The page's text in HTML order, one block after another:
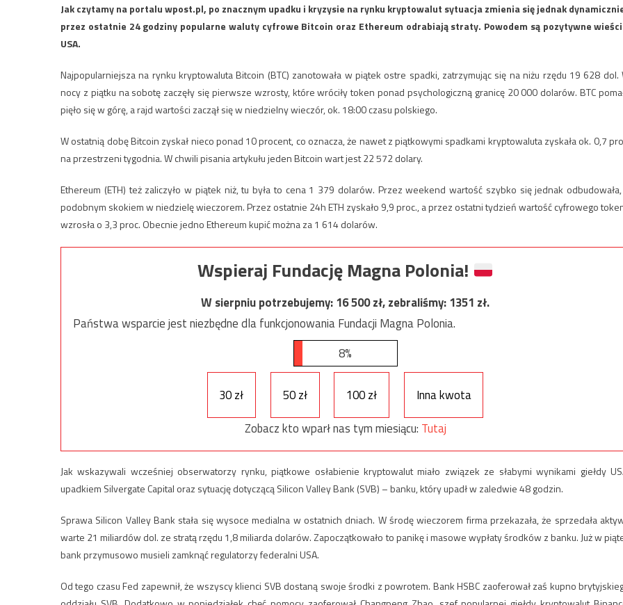
Jak czytamy na portalu wpost.pl, po znacznym upadku i kryzysie na rynku kryptowalut sytuacja zmienia się jednak
przez ostatnie 24 godziny popularne waluty cyfrowe Bitcoin oraz Ethereum odrabiają straty. Powodem są pozytywne
USA.
Najpopularniejsza na rynku kryptowaluta Bitcoin (BTC) zanotowała w piątek ostre spadki, zatrzymując się na niżu rzędu 19 628 dol.
nocy z piątku na sobotę zaczęły się pierwsze wzrosty, które wróciły token ponad psychologiczną granicę 20 000 dolarów. BTC
pięło się w górę, a rajd wartości zaczął się w niedzielny wieczór, ok. 18:00 czasu polskiego.
W ostatnią dobę Bitcoin zyskał nieco ponad 10 procent, co oznacza, że nawet z piątkowymi spadkami kryptowaluta zyskała ok. 0,7
na przestrzeni tygodnia. W chwili pisania artykułu jeden Bitcoin wart jest 22 572 dolary.
Ethereum (ETH) też zaliczyło w piątek niż, tu była to cena 1 379 dolarów. Przez weekend wartość szybko się jednak
podobnym skokiem w niedzielę wieczorem. Przez ostatnie 24h ETH zyskało 9,9 proc., a przez ostatni tydzień wartość cyfrowego
wzrosła o 3,3 proc. Obecnie jedno Ethereum kupić można za 1 614 dolarów.
Wspieraj Fundację Magna Polonia!
W sierpniu potrzebujemy:16 500zł, zebraliśmy:1351 zł.
Państwa wsparcie jest niezbędne dla funkcjonowania Fundacji Magna Polonia.
8%
30 zł 50 zł 100 zł
Inna kwota
Zobacz kto wparł nas tym miesiącu: Tutaj
Jak wskazywali wcześniej obserwatorzy rynku, piątkowe osłabienie kryptowalut miało związek ze słabymi wynikami giełdy
upadkiem Silvergate Capital oraz sytuację dotyczącą Silicon Valley Bank (SVB) – banku, który upadł w zaledwie 48 godzin.
Sprawa Silicon Valley Bank stała się wysoce medialna w ostatnich dniach. W środę wieczorem firma przekazała, że sprzedała
warte 21 miliardów dol. ze stratą rzędu 1,8 miliarda dolarów. Zapoczątkowało to panikę i masowe wypłaty środków z banku. Już w
bank przymusowo musieli zamknąć regulatorzy federalni USA.
Od tego czasu Fed zapewnił, że wszyscy klienci SVB dostaną swoje środki z powrotem. Bank HSBC zaoferował zaś kupno